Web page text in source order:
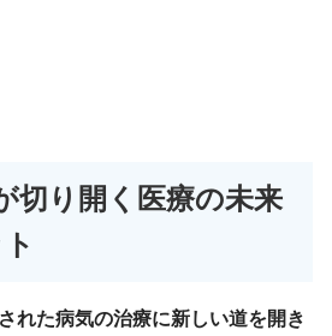
切り開く医療の未来
れた病気の治療に新しい道を開き